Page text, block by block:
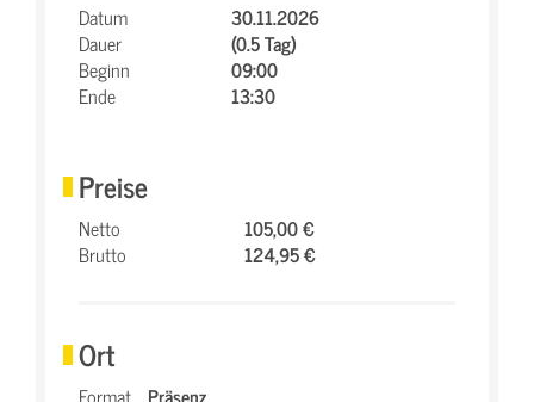
Datum
30.11.2026
Dauer
(0.5 Tag)
Beginn
09:00
Ende
13:30
Preise
Netto
105,00 €
Brutto
124,95 €
Ort